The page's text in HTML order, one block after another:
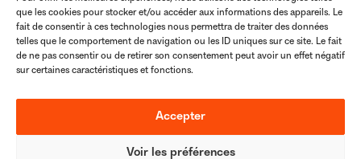
que les cookies pour stocker et/ou accéder aux informations des appareils. Le
fait de consentir à ces technologies nous permettra de traiter des données
telles que le comportement de navigation ou les ID uniques sur ce site. Le fait
de ne pas consentir ou de retirer son consentement peut avoir un effet négatif
sur certaines caractéristiques et fonctions.
Accepter
Voir les préférences